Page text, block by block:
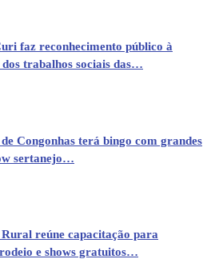
faz reconhecimento público à
trabalhos sociais das…
Congonhas terá bingo com grandes
sertanejo…
reúne capacitação para
e shows gratuitos…